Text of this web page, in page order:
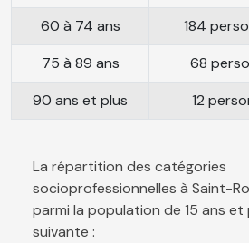
60 à 74 ans
184
75 à 89 ans
68
90 ans et plus
12
La répartition des catégories
socioprofessionnelles à Saint-
parmi la population de 15 ans et
suivante :